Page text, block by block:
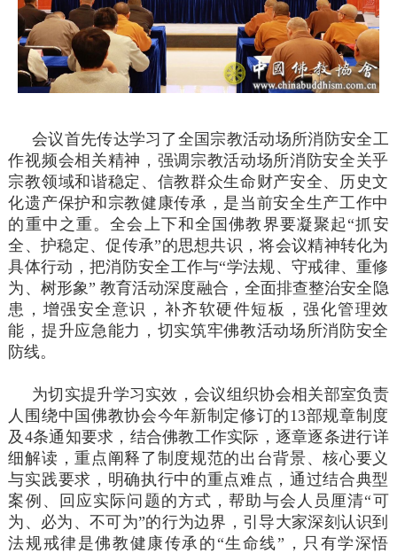
会议首先传达学习了全国宗教活动场所消防安全工
作视频会相关精神，强调宗教活动场所消防安全关乎
宗教领域和谐稳定、信教群众生命财产安全、历史文
化遗产保护和宗教健康传承，是当前安全生产工作中
的重中之重。全会上下和全国佛教界要凝聚起“抓安
全、护稳定、促传承”的思想共识，将会议精神转化为
具体行动，把消防安全工作与“学法规、守戒律、重修
为、树形象” 教育活动深度融合，全面排查整治安全隐
患，增强安全意识，补齐软硬件短板，强化管理效
能，提升应急能力，切实筑牢佛教活动场所消防安全
防线。
为切实提升学习实效，会议组织协会相关部室负责
人围绕中国佛教协会今年新制定修订的13部规章制度
及4条通知要求，结合佛教工作实际，逐章逐条进行详
细解读，重点阐释了制度规范的出台背景、核心要义
与实践要求，明确执行中的重点难点，通过结合典型
案例、回应实际问题的方式，帮助与会人员厘清“可
为、必为、不可为”的行为边界，引导大家深刻认识到
法规戒律是佛教健康传承的“生命线”，只有学深悟